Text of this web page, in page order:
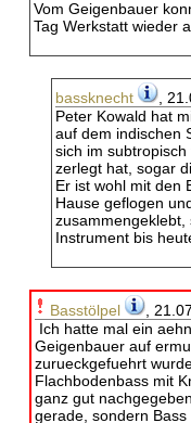
Vom Geigenbauer
Tag Werkstatt wieder
bassknecht
,
Peter Kowald hat
auf dem indischen
sich im
zerlegt hat, sogar
Er ist wohl mit den
Hause geflogen
zusammengeklebt,
Instrument bis
Basstölpel
,
Ich hatte mal ein
Geigenbauer auf
zurueckgefuehrt
Flachbodenbass mit
ganz gut
gerade, sondern Bass